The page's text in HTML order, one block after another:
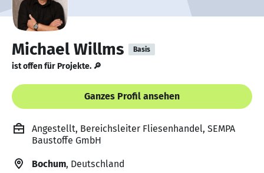
Michael Willms Basis
ist offen für Projekte. 🔎
Ganzes Profil ansehen
Angestellt, Bereichsleiter Fliesenhandel, SEMPA
Baustoffe GmbH
Bochum, Deutschland